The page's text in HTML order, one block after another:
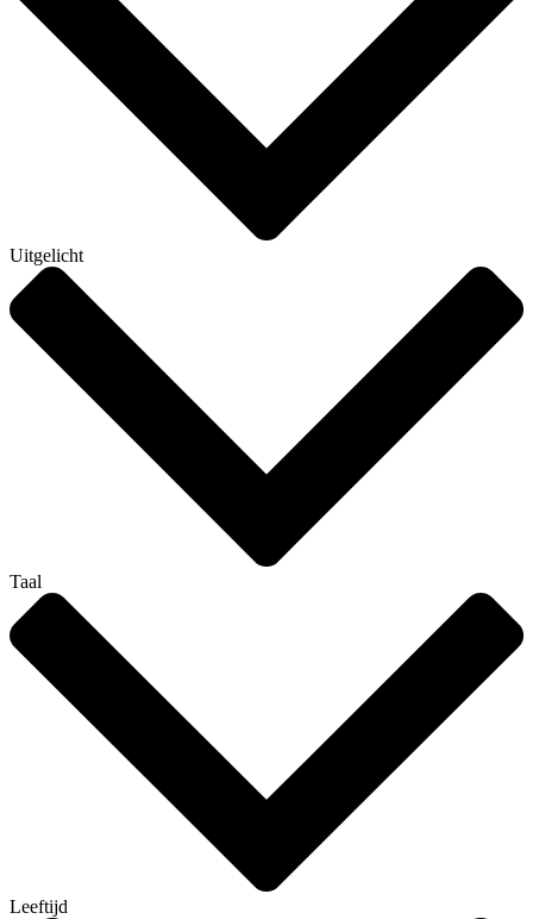
Uitgelicht
Taal
Leeftijd